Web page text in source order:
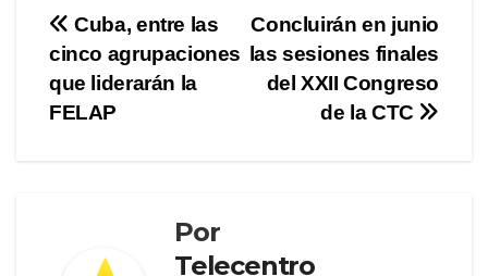
Navegación
de
entradas
Concluirán en junio
las sesiones finales
del XXII Congreso
de la CTC
Cuba, entre las
cinco agrupaciones
que liderarán la
FELAP
Por
Telecentro